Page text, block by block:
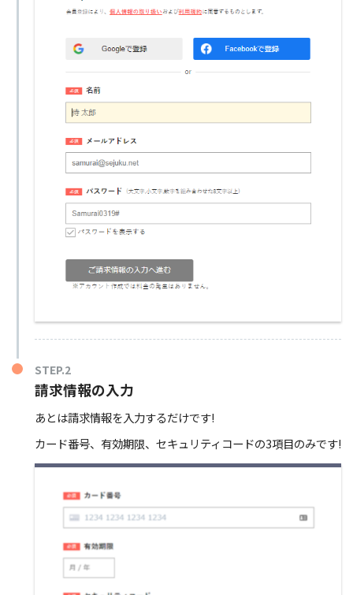
STEP.2
請求情報の入力
あとは請求情報を入力するだけです!
カード番号、有効期限、セキュリティコードの3項目のみです!